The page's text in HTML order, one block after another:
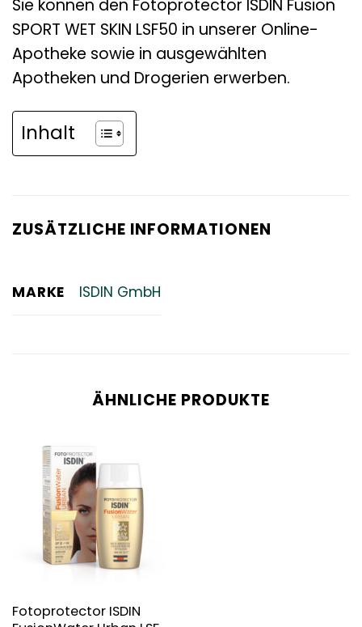
Sie können den Fotoprotector ISDIN Fusion
SPORT WET SKIN LSF50 in unserer Online-
Apotheke sowie in ausgewählten
Apotheken und Drogerien erwerben.
Inhalt
ZUSÄTZLICHE INFORMATIONEN
MARKE ISDIN GmbH
ÄHNLICHE PRODUKTE
Fotoprotector ISDIN